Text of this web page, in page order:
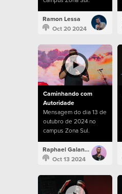
Ramon Lessa
Oct 20 2024
Caminhando com
Autoridade
Mensagem do dia 13 de
outubro de 2024 no
campus Zona Sul.
Raphael Galante
Oct 13 2024